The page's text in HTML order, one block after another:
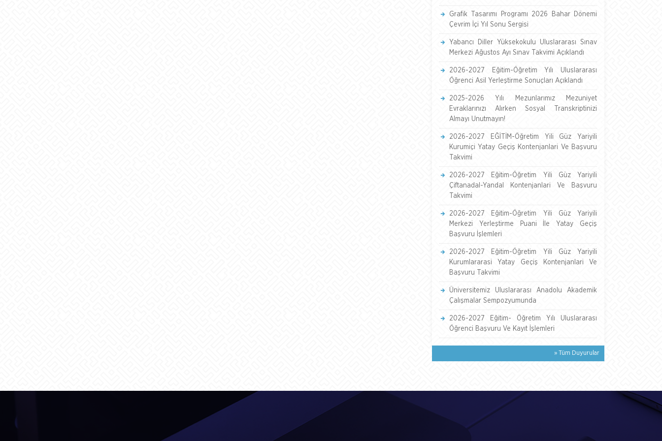
Grafik Tasarımı Programı 2026 Bahar Dönemi
Çevrim İçi Yıl Sonu Sergisi
Yabancı Diller Yüksekokulu Uluslararası Sınav
Merkezi Ağustos Ayı Sınav Takvimi Açıklandı
2026-2027 Eğitim-Öğretim Yılı Uluslararası
Öğrenci Asil Yerleştirme Sonuçları Açıklandı
2025-2026 Yılı Mezunlarımız Mezuniyet
Evraklarınızı Alırken Sosyal Transkriptinizi
Almayı Unutmayın!
2026-2027 EĞİTİM-Öğretim Yili Güz Yariyili
Kurumiçi Yatay Geçiş Kontenjanlari Ve Başvuru
Takvimi
2026-2027 Eğitim-Öğretim Yili Güz Yariyili
Çiftanadal-Yandal Kontenjanlari Ve Başvuru
Takvimi
2026-2027 Eğitim-Öğretim Yili Güz Yariyili
Merkezi Yerleştirme Puani İle Yatay Geçiş
Başvuru İşlemleri
2026-2027 Eğitim-Öğretim Yili Güz Yariyili
Kurumlararasi Yatay Geçiş Kontenjanlari Ve
Başvuru Takvimi
Üniversitemiz Uluslararası Anadolu Akademik
Çalışmalar Sempozyumunda
2026-2027 Eğitim- Öğretim Yılı Uluslararası
Öğrenci Başvuru Ve Kayıt İşlemleri
» Tüm Duyurular